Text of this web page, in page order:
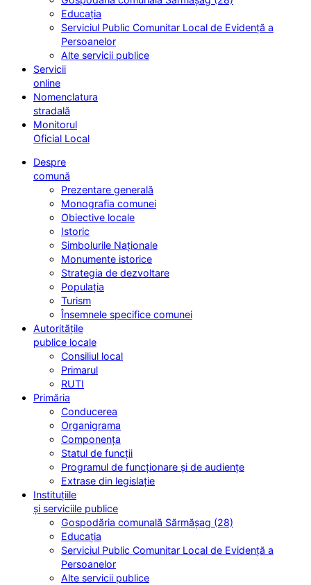
Educația
Serviciul Public Comunitar Local de Evidență a
Persoanelor
Alte servicii publice
Servicii
online
Nomenclatura
stradală
Monitorul
Oficial Local
Despre
comună
Prezentare generală
Monografia comunei
Obiective locale
Istoric
Simbolurile Naționale
Monumente istorice
Strategia de dezvoltare
Populația
Turism
Însemnele specifice comunei
Autoritățile
publice locale
Consiliul local
Primarul
RUTI
Primăria
Conducerea
Organigrama
Componența
Statul de funcții
Programul de funcționare și de audiențe
Extrase din legislație
Instituțiile
și serviciile publice
Gospodăria comunală Sărmășag (28)
Educația
Serviciul Public Comunitar Local de Evidență a
Persoanelor
Alte servicii publice